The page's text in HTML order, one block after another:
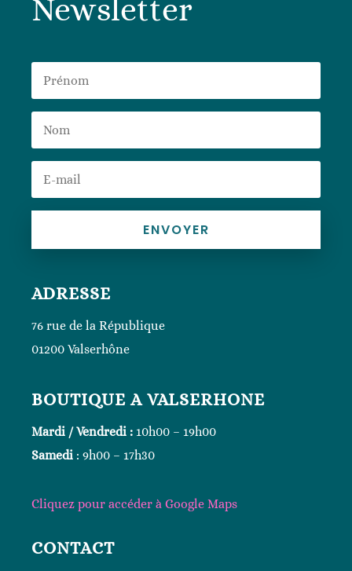
Newsletter
ENVOYER
ADRESSE
76 rue de la République
01200 Valserhône
BOUTIQUE A VALSERHONE
Mardi / Vendredi : 10h00 – 19h00
Samedi : 9h00 – 17h30
Cliquez pour accéder à Google Maps
CONTACT